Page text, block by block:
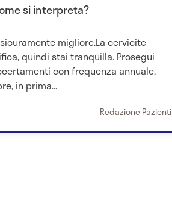
si interpreta?
migliore.La cervicite
quindi stai tranquilla. Prosegui
con frequenza annuale,
in prima...
Redazione Pazienti